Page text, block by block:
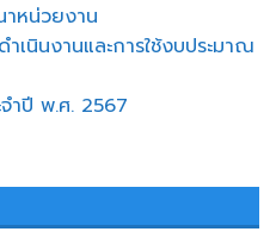
หน่วยงาน
เนินงานและการใช้งบประมาณ
ำปี พ.ศ. 2567